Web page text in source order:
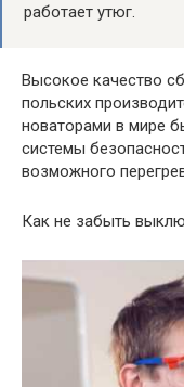
работает утюг.
Высокое качество
польских
новаторами в мире
системы
возможного
Как не забыть